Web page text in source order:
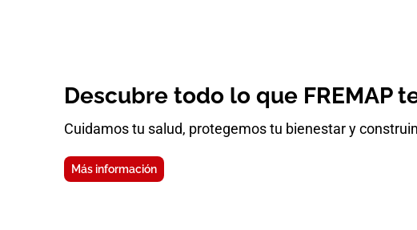
Descubre todo lo que FREMAP
Cuidamos tu salud, protegemos tu bienestar y
Más información